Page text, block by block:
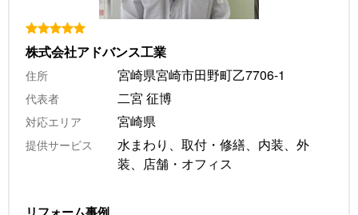
株式会社アドバンス工業
住所 宮崎県宮崎市田野町乙7706-1
代表者 二宮 征博
対応エリア 宮崎県
提供サービス
水まわり、取付・修繕、内装、外
装、店舗・オフィス